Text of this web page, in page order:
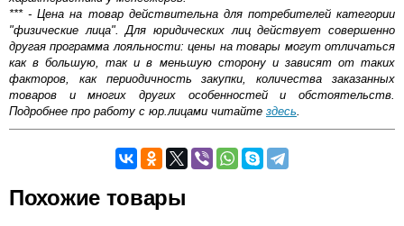
*** - Цена на товар действительна для потребителей категории
"физические лица". Для юридических лиц действует совершенно
другая программа лояльности: цены на товары могут отличаться
как в большую, так и в меньшую сторону и зависят от таких
факторов, как периодичность закупки, количества заказанных
товаров и многих других особенностей и обстоятельств.
Подробнее про работу с юр.лицами читайте здесь.
Похожие товары